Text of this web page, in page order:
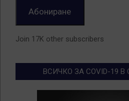
Абониране
Join 17K other subscribers
ВСИЧКО ЗА COVID-19